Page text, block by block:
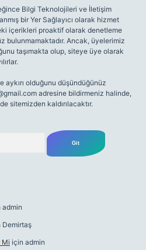
Bilgi Teknolojileri ve İletişim
bir Yer Sağlayıcı olarak hizmet
içerikleri proaktif olarak denetleme
bulunmamaktadır. Ancak, üyelerimiz
taşımakta olup, siteye üye olarak
olduğunu düşündüğünüz
adresine bildirmeniz halinde,
sitemizden kaldırılacaktır.
admin
Demirtaş
Mi için admin